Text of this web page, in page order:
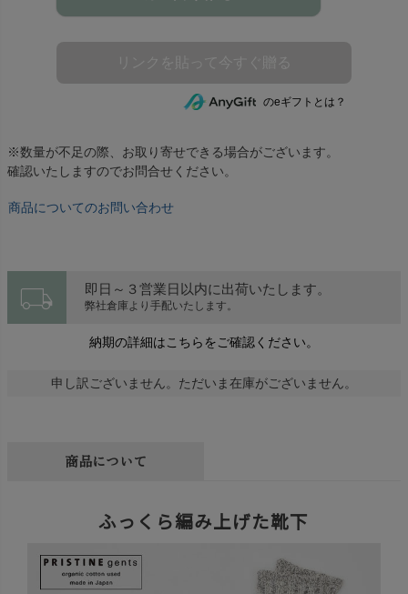
のeギフトとは？
※数量が不足の際、お取り寄せできる場合がございます。
確認いたしますのでお問合せください。
商品についてのお問い合わせ
local_shipping 即日～３営業日以内に出荷いたします。
弊社倉庫より手配いたします。
納期の詳細はこちらをご確認ください。
申し訳ございません。ただいま在庫がございません。
商品について
ふっくら編み上げた靴下